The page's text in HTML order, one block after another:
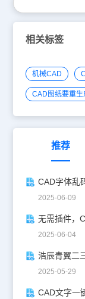
相关标签
机械CAD
CAD图纸要重生
推荐
2025-06-09
2025-06-04
2025-05-29
CAD文字一